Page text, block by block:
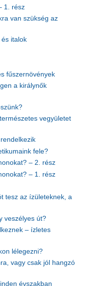
1. rész
van szükség az
italok
fűszernövények
a királynők
vegyületet
fele?
– 2. rész
– 1. rész
tesz az ízületeknek, a
veszélyes út?
– ízletes
lélegezni?
vagy csak jól hangzó
évszakban